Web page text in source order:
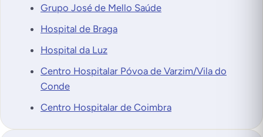
Grupo José de Mello Saúde
Hospital de Braga
Hospital da Luz
Centro Hospitalar Póvoa de Varzim/Vila do
Conde
Centro Hospitalar de Coimbra